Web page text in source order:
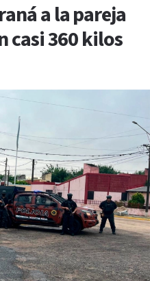
a la pareja
casi 360 kilos